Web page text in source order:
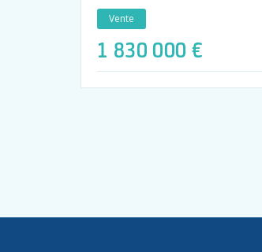
Vente
1 830 000 €